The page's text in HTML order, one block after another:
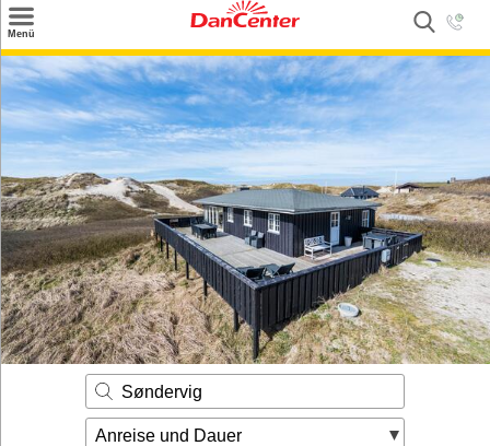
Menü
Urlaubsziele
Weitere Urlaubsziele
Angebote
Inspiration
Kontakt
Gut zu wissen
Login
Søndervig
Anreise und Dauer